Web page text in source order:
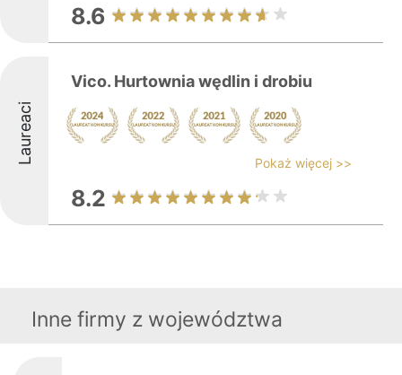
8.6
Laureaci
Vico. Hurtownia wędlin i drobiu
Pokaż więcej >>
8.2
Inne firmy z województwa